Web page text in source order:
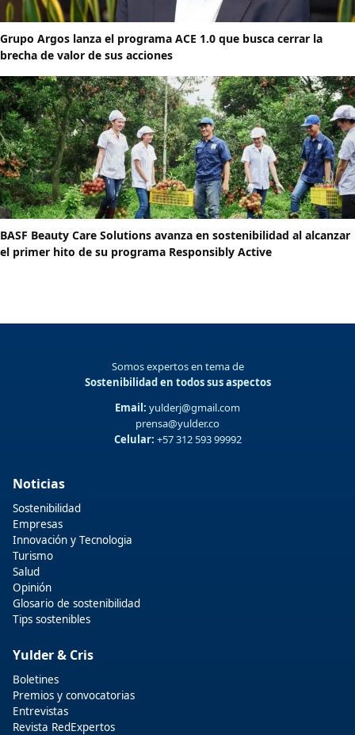
Grupo Argos lanza el programa ACE 1.0 que busca cerrar la
brecha de valor de sus acciones
BASF Beauty Care Solutions avanza en sostenibilidad al alcanzar
el primer hito de su programa Responsibly Active
Somos expertos en tema de
Sostenibilidad en todos sus aspectos
Email: yulderj@gmail.com
prensa@yulder.co
Celular: +57 312 593 99992
Noticias
Sostenibilidad
Empresas
Innovación y Tecnologia
Turismo
Salud
Opinión
Glosario de sostenibilidad
Tips sostenibles
Yulder & Cris
Boletines
Premios y convocatorias
Entrevistas
Revista RedExpertos